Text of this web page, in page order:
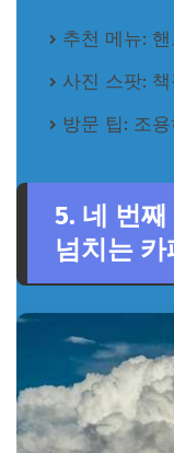
추천 메뉴:
사진 스팟:
방문 팁: 조
5. 네 번
넘치는